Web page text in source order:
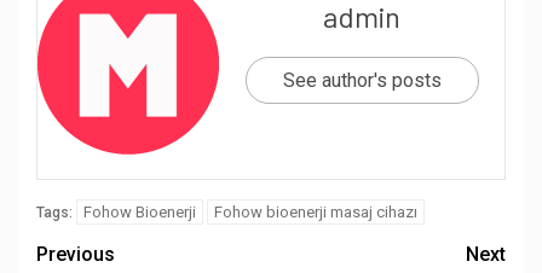
admin
See author's posts
Tags: Fohow Bioenerji Fohow bioenerji masaj cihazı
Previous
Next